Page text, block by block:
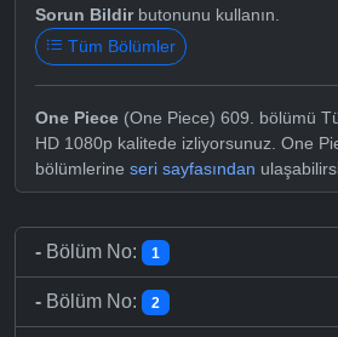
Sorun Bildirbutonunu kullanın.
Tüm Bölümler
One Piece (One Piece) 609. bölümü
HD 1080p kalitede izliyorsunuz. One
bölümlerine seri sayfasından
- Bölüm No: 1
- Bölüm No: 2